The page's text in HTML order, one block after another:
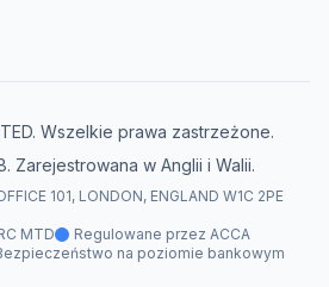
Wszelkie prawa zastrzeżone.
Zarejestrowana w Anglii i Walii.
101, LONDON, ENGLAND W1C 2PE
MTD
Regulowane przez ACCA
na poziomie bankowym